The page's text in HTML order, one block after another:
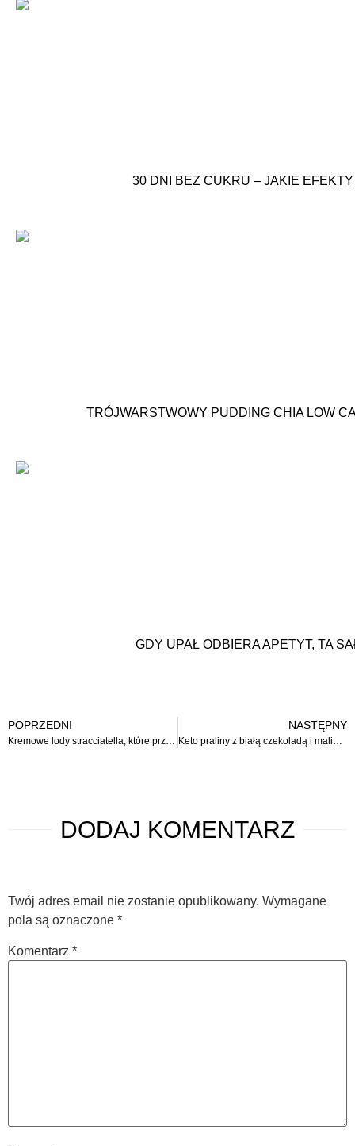
30 DNI BEZ CUKRU – JAKIE
TRÓJWARSTWOWY PUDDING CHIA LOW
GDY UPAŁ ODBIERA APETYT, TA
POPRZEDNI NASTĘPNY
DODAJ KOMENTARZ
Twój adres email nie zostanie opublikowany. Wymagane
pola są oznaczone *
Komentarz *